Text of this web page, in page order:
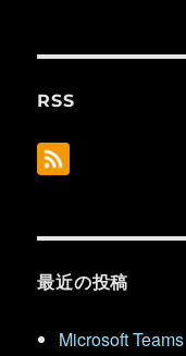
RSS
最近の投稿
Microsoft